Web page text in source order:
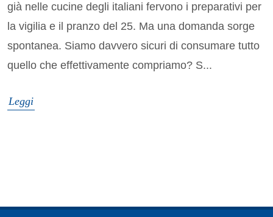
già nelle cucine degli italiani fervono i preparativi per
la vigilia e il pranzo del 25. Ma una domanda sorge
spontanea. Siamo davvero sicuri di consumare tutto
quello che effettivamente compriamo? S...
Leggi